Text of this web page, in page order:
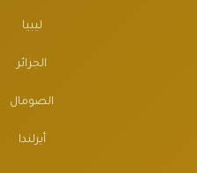
ليبيا
الجزائر
الصومال
أيرلندا